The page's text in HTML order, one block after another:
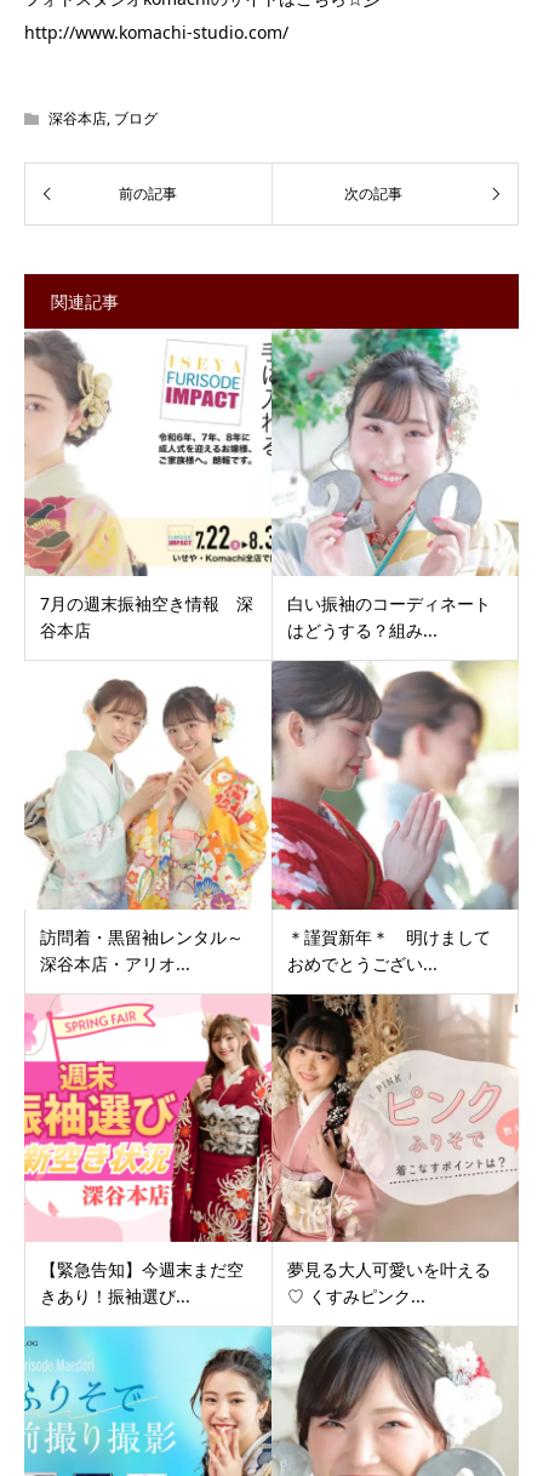
http://www.komachi-studio.com/
深谷本店, ブログ
関連記事
7月の週末振袖空き情報 深
谷本店
白い振袖のコーディネート
はどうする？組み...
訪問着・黒留袖レンタル～
深谷本店・アリオ...
＊謹賀新年＊ 明けまして
おめでとうござい...
【緊急告知】今週末まだ空
きあり！振袖選び...
夢見る大人可愛いを叶える
♡ くすみピンク...